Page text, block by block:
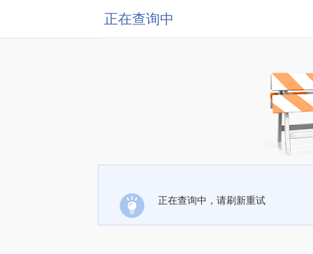
正在查询中
正在查询中，请刷新重试